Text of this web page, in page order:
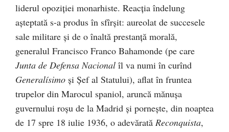
liderul opoziţiei monarhiste. Reacţia îndelung
aşteptată s-a produs în sfîrşit: aureolat de succesele
sale militare şi de o înaltă prestanţă morală,
generalul Francisco Franco Bahamonde (pe care
Junta de Defensa Nacional îl va numi în curînd
Generalísimo şi Şef al Statului), aflat în fruntea
trupelor din Marocul spaniol, aruncă mănuşa
guvernului roşu de la Madrid şi porneşte, din noaptea
de 17 spre 18 iulie 1936, o adevărată Reconquista,